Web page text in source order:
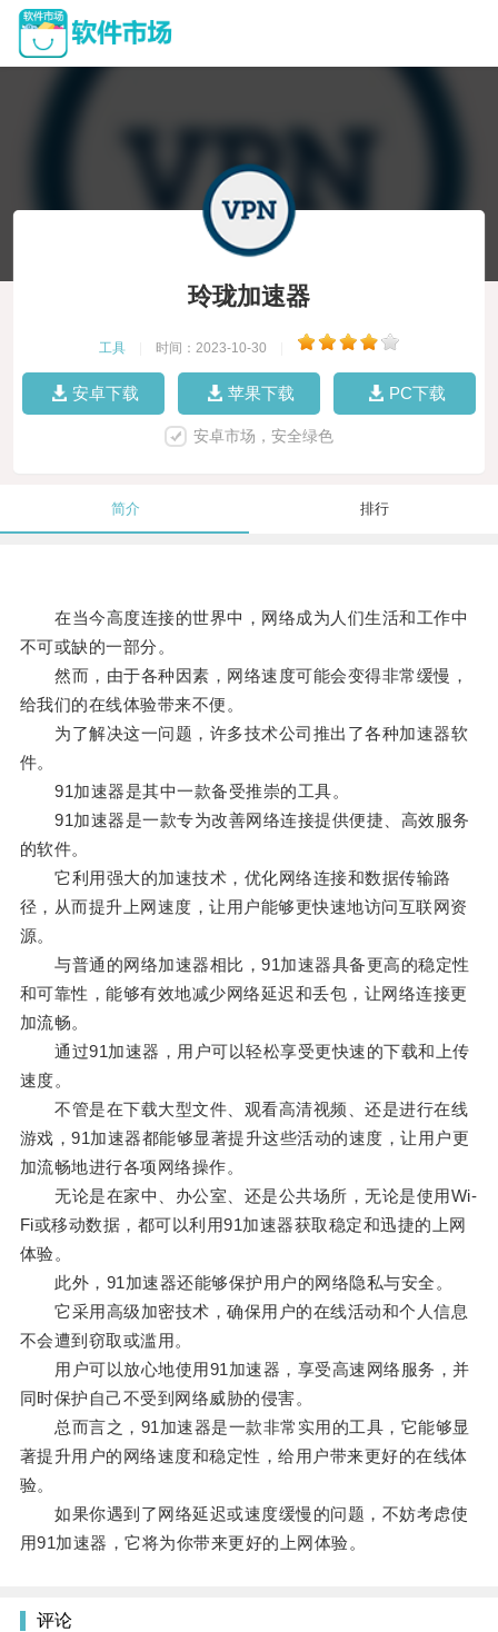
玲珑加速器
工具 时间：2023-10-30
安卓下载 苹果下载 PC下载
安卓市场，安全绿色
简介 排行
在当今高度连接的世界中，网络成为人们生活和工作中
不可或缺的一部分。
然而，由于各种因素，网络速度可能会变得非常缓慢，
给我们的在线体验带来不便。
为了解决这一问题，许多技术公司推出了各种加速器软
件。
91加速器是其中一款备受推崇的工具。
91加速器是一款专为改善网络连接提供便捷、高效服务
的软件。
它利用强大的加速技术，优化网络连接和数据传输路
径，从而提升上网速度，让用户能够更快速地访问互联网资
源。
与普通的网络加速器相比，91加速器具备更高的稳定性
和可靠性，能够有效地减少网络延迟和丢包，让网络连接更
加流畅。
通过91加速器，用户可以轻松享受更快速的下载和上传
速度。
不管是在下载大型文件、观看高清视频、还是进行在线
游戏，91加速器都能够显著提升这些活动的速度，让用户更
加流畅地进行各项网络操作。
无论是在家中、办公室、还是公共场所，无论是使用Wi-
Fi或移动数据，都可以利用91加速器获取稳定和迅捷的上网
体验。
此外，91加速器还能够保护用户的网络隐私与安全。
它采用高级加密技术，确保用户的在线活动和个人信息
不会遭到窃取或滥用。
用户可以放心地使用91加速器，享受高速网络服务，并
同时保护自己不受到网络威胁的侵害。
总而言之，91加速器是一款非常实用的工具，它能够显
著提升用户的网络速度和稳定性，给用户带来更好的在线体
验。
如果你遇到了网络延迟或速度缓慢的问题，不妨考虑使
用91加速器，它将为你带来更好的上网体验。
评论